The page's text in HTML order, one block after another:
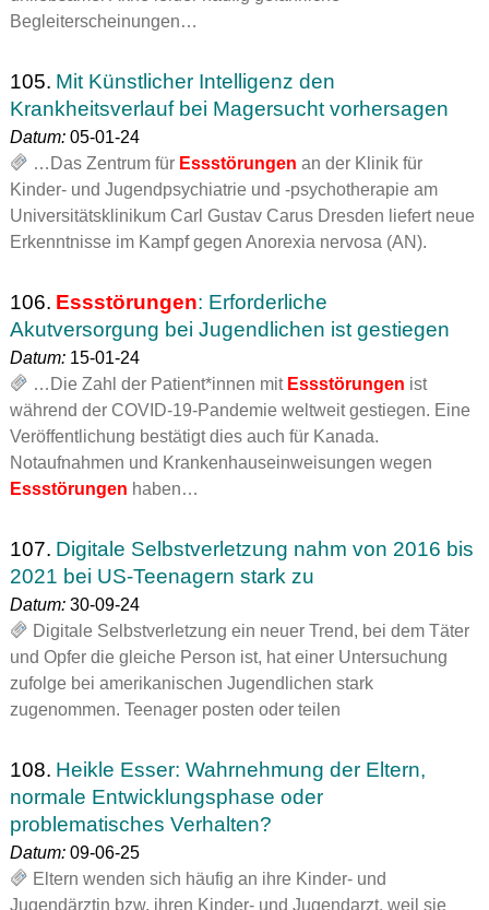
Begleiterscheinungen…
105. Mit Künstlicher Intelligenz den
Krankheitsverlauf bei Magersucht vorhersagen
Datum:05-01-24
…Das Zentrum für Essstörungen an der Klinik für
Kinder- und Jugendpsychiatrie und -psychotherapie am
Universitätsklinikum Carl Gustav Carus Dresden liefert neue
Erkenntnisse im Kampf gegen Anorexia nervosa (AN).
106. Essstörungen: Erforderliche
Akutversorgung bei Jugendlichen ist gestiegen
Datum:15-01-24
…Die Zahl der Patient*innen mit Essstörungen ist
während der COVID-19-Pandemie weltweit gestiegen. Eine
Veröffentlichung bestätigt dies auch für Kanada.
Notaufnahmen und Krankenhauseinweisungen wegen
Essstörungen haben…
107. Digitale Selbstverletzung nahm von 2016 bis
2021 bei US-Teenagern stark zu
Datum:30-09-24
Digitale Selbstverletzung ein neuer Trend, bei dem Täter
und Opfer die gleiche Person ist, hat einer Untersuchung
zufolge bei amerikanischen Jugendlichen stark
zugenommen. Teenager posten oder teilen
108. Heikle Esser: Wahrnehmung der Eltern,
normale Entwicklungsphase oder
problematisches Verhalten?
Datum:09-06-25
Eltern wenden sich häufig an ihre Kinder- und
Jugendärztin bzw. ihren Kinder- und Jugendarzt, weil sie